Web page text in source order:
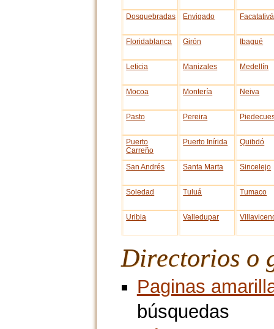
Dosquebradas Envigado Facatativá
Floridablanca Girón Ibagué
Leticia Manizales Medellín
Mocoa Montería Neiva
Pasto Pereira
Puerto
Carreño
Puerto Inírida Quibdó
San Andrés Santa Marta Sincelejo
Soledad Tuluá Tumaco
Uribia Valledupar
Directorios o
Paginas
búsquedas